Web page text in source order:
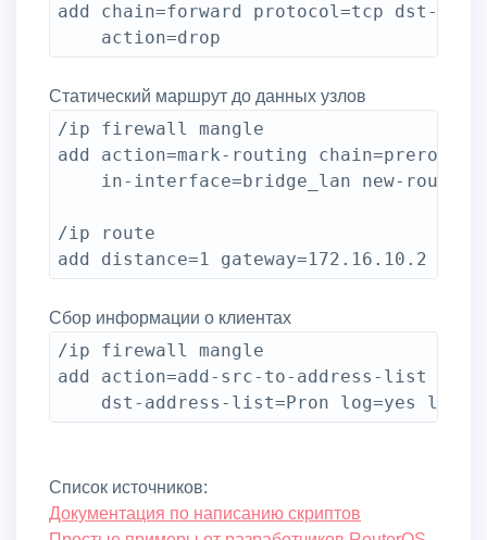
add chain=forward protocol=tcp dst-
Статический маршрут до данных узлов
/ip firewall mangle
add action=mark-routing
in-interface=bridge_lan new-
/ip route
Сбор информации о клиентах
/ip firewall mangle
add action=add-src-to-address-list
Список источников:
Документация по написанию скриптов